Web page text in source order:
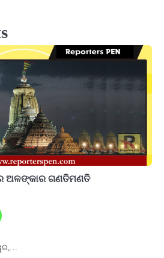
ଅଳଙ୍କାର ଗଣତିମଣତି